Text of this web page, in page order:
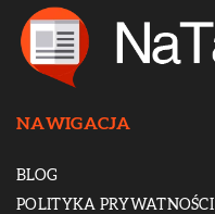
NAWIGACJA
BLOG
POLITYKA PRYWATNOŚCI